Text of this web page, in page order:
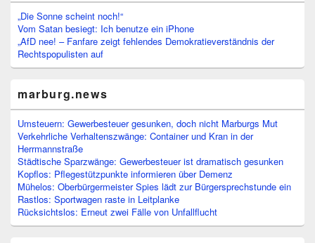
„Die Sonne scheint noch!“
Vom Satan besiegt: Ich benutze ein iPhone
„AfD nee! – Fanfare zeigt fehlendes Demokratieverständnis der
Rechtspopulisten auf
marburg.news
Umsteuern: Gewerbesteuer gesunken, doch nicht Marburgs Mut
Verkehrliche Verhaltenszwänge: Container und Kran in der
Herrmannstraße
Städtische Sparzwänge: Gewerbesteuer ist dramatisch gesunken
Kopflos: Pflegestützpunkte informieren über Demenz
Mühelos: Oberbürgermeister Spies lädt zur Bürgersprechstunde ein
Rastlos: Sportwagen raste in Leitplanke
Rücksichtslos: Erneut zwei Fälle von Unfallflucht